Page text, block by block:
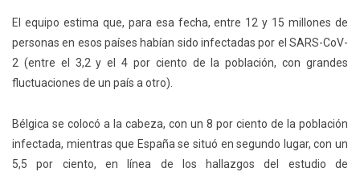
El equipo estima que, para esa fecha, entre 12 y 15 millones de
personas en esos países habían sido infectadas por el SARS-CoV-
2 (entre el 3,2 y el 4 por ciento de la población, con grandes
fluctuaciones de un país a otro).
Bélgica se colocó a la cabeza, con un 8 por ciento de la población
infectada, mientras que España se situó en segundo lugar, con un
5,5 por ciento, en línea de los hallazgos del estudio de